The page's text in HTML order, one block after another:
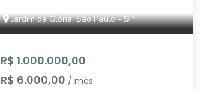
Jardim da Glória, São Paulo - SP
R$ 1.000.000,00
R$ 6.000,00 / mês